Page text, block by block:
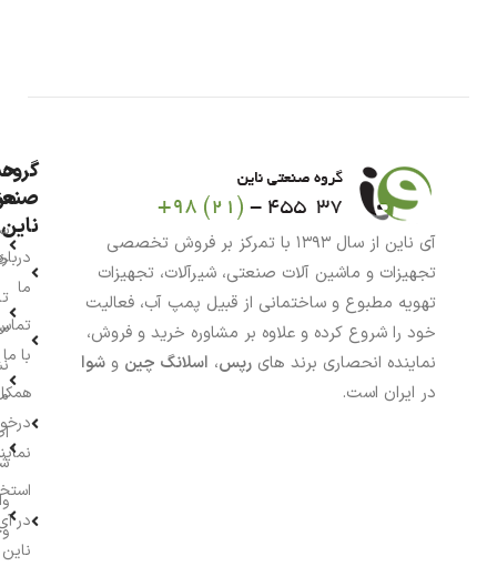
آی ناین از سال ۱۳۹۳ با تمرکز بر فروش تخصصی
تجهیزات و ماشین آلات صنعتی، شیرآلات، تجهیزات
تهویه مطبوع و ساختمانی از قبیل پمپ آب، فعالیت
خود را شروع کرده و علاوه بر مشاوره خرید و فروش،
نماینده انحصاری برند های رپس، اسلانگ چین و شوا
در ایران است.
گروه
ناین
ما
با ما
در
ناین